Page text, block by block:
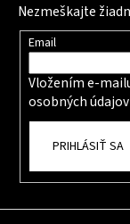
Nezmeškajte
Email
Vložením e-
osobných údajov
PRIHLÁSIŤ SA